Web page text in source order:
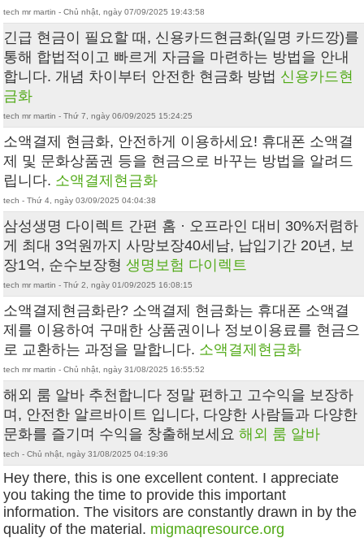
tech mr martin - Chủ nhật, ngày 07/09/2025 19:43:58
긴급 현금이 필요할 때, 신용카드현금화(일명 카드깡)를
통해 합법적이고 빠르게 자금을 마련하는 방법을 안내
합니다. 개념 차이부터 안전한 현금화 방법 신용카드현
금화
tech mr martin - Thứ 7, ngày 06/09/2025 15:24:25
소액결제 현금화, 안전하게 이용하세요! 휴대폰 소액결
제 및 문화상품권 등을 현금으로 바꾸는 방법을 알려드
립니다. 소액결제현금화
tech - Thứ 4, ngày 03/09/2025 04:04:38
삼성생명 다이렉트 간편 홈 · 오프라인 대비 30%저렴하
게 최대 3억원까지 사망보장40세남, 납입기간 20년, 보
장1억, 순수보장형생명보험 다이렉트
tech mr martin - Thứ 2, ngày 01/09/2025 16:08:15
소액결제현금화란? 소액결제 현금화는 휴대폰 소액결
제를 이용하여 구매한 상품권이나 정보이용료를 현금으
로 교환하는 과정을 말합니다. 소액결제현금화
tech mr martin - Chủ nhật, ngày 31/08/2025 16:55:52
해외 룸 알바 추천합니다 정말 편하고 고수익을 보장하
며, 안전한 알르바이트 입니다, 다양한 사람들과 다양한
문화를 즐기며 수익을 창출해보세요해외 룸 알바
tech - Chủ nhật, ngày 31/08/2025 04:19:36
Hey there, this is one excellent content. I appreciate
you taking the time to provide this important
information. The visitors are constantly drawn in by the
quality of the material. migmaqresource.org